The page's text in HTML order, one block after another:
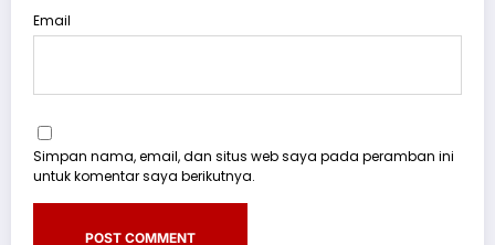
Email
Simpan nama, email, dan situs web saya pada peramban ini
untuk komentar saya berikutnya.